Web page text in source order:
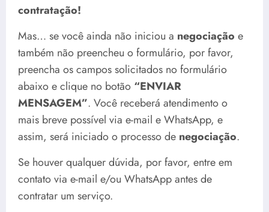
contratação!
Mas… se você ainda não iniciou a negociação e
também não preencheu o formulário, por favor,
preencha os campos solicitados no formulário
abaixo e clique no botão “ENVIAR
MENSAGEM”. Você receberá atendimento o
mais breve possível via e-mail e WhatsApp, e
assim, será iniciado o processo de negociação.
Se houver qualquer dúvida, por favor, entre em
contato via e-mail e/ou WhatsApp antes de
contratar um serviço.